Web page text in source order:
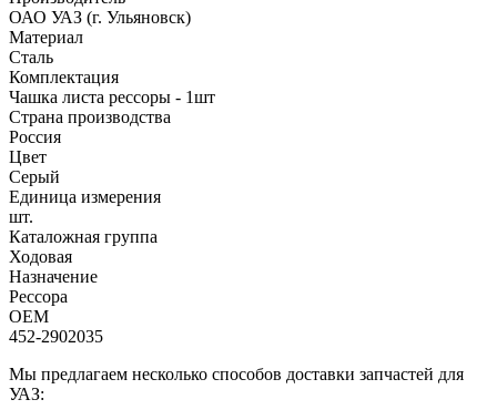
ОАО УАЗ (г. Ульяновск)
Материал
Сталь
Комплектация
Чашка листа рессоры - 1шт
Страна производства
Россия
Цвет
Серый
Единица измерения
шт.
Каталожная группа
Ходовая
Назначение
Рессора
OEM
452-2902035
Мы предлагаем несколько способов доставки запчастей для
УАЗ: